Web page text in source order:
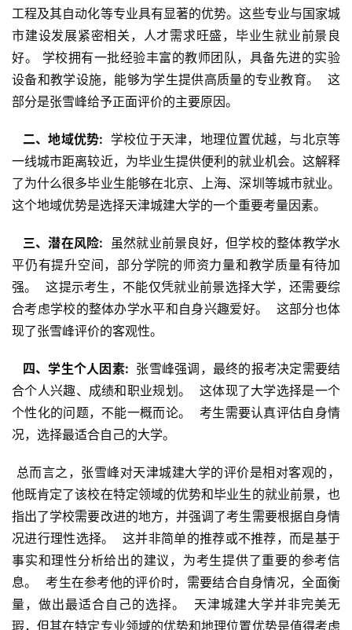
工程及其自动化等专业具有显著的优势。这些专业与国家城
市建设发展紧密相关，人才需求旺盛，毕业生就业前景良
好。 学校拥有一批经验丰富的教师团队，具备先进的实验
设备和教学设施，能够为学生提供高质量的专业教育。  这
部分是张雪峰给予正面评价的主要原因。
  二、地域优势:
学校位于天津，地理位置优越，与北京等
一线城市距离较近，为毕业生提供便利的就业机会。这解释
了为什么很多毕业生能够在北京、上海、深圳等城市就业。
这个地域优势是选择天津城建大学的一个重要考量因素。
  三、潜在风险:
虽然就业前景良好，但学校的整体教学水
平仍有提升空间，部分学院的师资力量和教学质量有待加
强。  这提示考生，不能仅凭就业前景选择大学，还需要综
合考虑学校的整体办学水平和自身兴趣爱好。  这部分也体
现了张雪峰评价的客观性。
  四、学生个人因素:
张雪峰强调，最终的报考决定需要结
合个人兴趣、成绩和职业规划。  这体现了大学选择是一个
个性化的问题，不能一概而论。  考生需要认真评估自身情
况，选择最适合自己的大学。
他既肯定了该校在特定领域的优势和毕业生的就业前景，也
指出了学校需要改进的地方，并强调了考生需要根据自身情
况进行理性选择。  这并非简单的推荐或不推荐，而是基于
事实和理性分析给出的建议，为考生提供了重要的参考信
息。  考生在参考他的评价时，需要结合自身情况，全面衡
量，做出最适合自己的选择。  天津城建大学并非完美无
瑕，但其在特定专业领域的优势和地理位置优势是值得考虑